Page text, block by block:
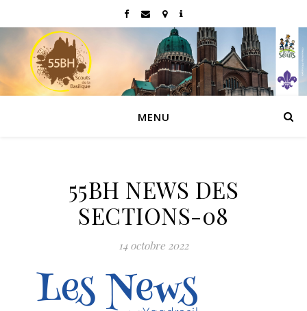
MENU
55BH NEWS DES
SECTIONS-08
14 octobre 2022